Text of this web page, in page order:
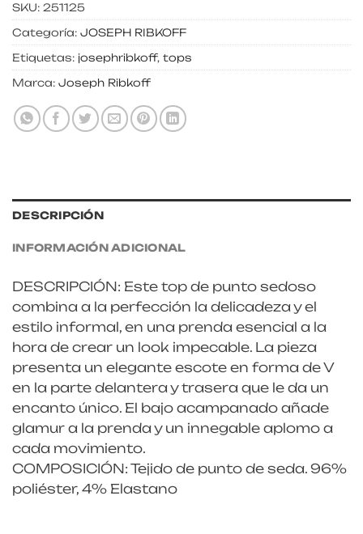
SKU: 251125
Categoría: JOSEPH RIBKOFF
Etiquetas: josephribkoff, tops
Marca: Joseph Ribkoff
DESCRIPCIÓN
INFORMACIÓN ADICIONAL
DESCRIPCIÓN: Este top de punto sedoso
combina a la perfección la delicadeza y el
estilo informal, en una prenda esencial a la
hora de crear un look impecable. La pieza
presenta un elegante escote en forma de V
en la parte delantera y trasera que le da un
encanto único. El bajo acampanado añade
glamur a la prenda y un innegable aplomo a
cada movimiento.
COMPOSICIÓN: Tejido de punto de seda. 96%
poliéster, 4% Elastano